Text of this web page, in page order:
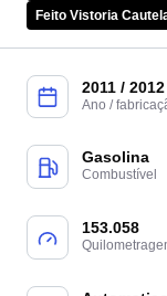
Feito Vistoria
2011 / 2012
Ano /
Gasolina
Combustível
153.058